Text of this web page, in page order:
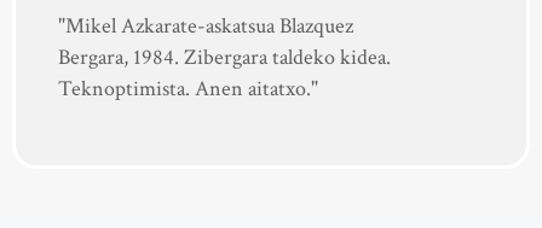
"Mikel Azkarate-askatsua Blazquez
Bergara, 1984. Zibergara taldeko kidea.
Teknoptimista. Anen aitatxo."